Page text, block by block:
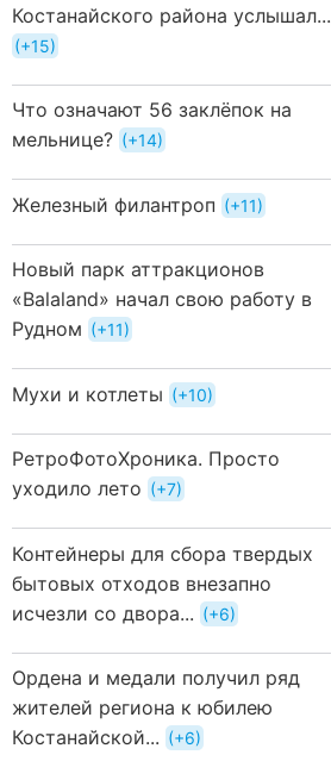
Костанайского района услышал...
+15
Что означают 56 заклёпок на
мельнице?
+14
Железный филантроп +11
Новый парк аттракционов
«Balaland» начал свою работу в
Рудном
+11
Мухи и котлеты +10
РетроФотоХроника. Просто
уходило лето
+7
Контейнеры для сбора твердых
бытовых отходов внезапно
исчезли со двора...
+6
Ордена и медали получил ряд
жителей региона к юбилею
Костанайской...
+6